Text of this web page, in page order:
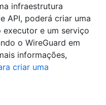
infraestrutura
API, poderá criar uma
e um serviço
o WireGuard em
informações,
criar uma